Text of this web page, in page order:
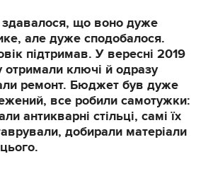
здавалося, що воно дуже
але дуже сподобалося.
підтримав. У вересні 2019
отримали ключі й одразу
ремонт. Бюджет був дуже
все робили самотужки:
антикварні стільці, самі їх
добирали матеріали